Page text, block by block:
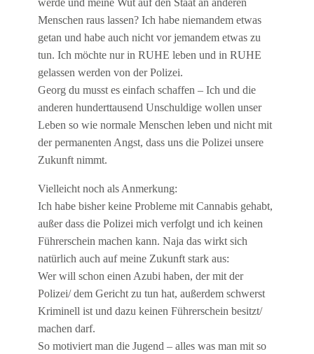
werde und meine Wut auf den Staat an anderen
Menschen raus lassen? Ich habe niemandem etwas
getan und habe auch nicht vor jemandem etwas zu
tun. Ich möchte nur in RUHE leben und in RUHE
gelassen werden von der Polizei.
Georg du musst es einfach schaffen – Ich und die
anderen hunderttausend Unschuldige wollen unser
Leben so wie normale Menschen leben und nicht mit
der permanenten Angst, dass uns die Polizei unsere
Zukunft nimmt.
Vielleicht noch als Anmerkung:
Ich habe bisher keine Probleme mit Cannabis gehabt,
außer dass die Polizei mich verfolgt und ich keinen
Führerschein machen kann. Naja das wirkt sich
natürlich auch auf meine Zukunft stark aus:
Wer will schon einen Azubi haben, der mit der
Polizei/ dem Gericht zu tun hat, außerdem schwerst
Kriminell ist und dazu keinen Führerschein besitzt/
machen darf.
So motiviert man die Jugend – alles was man mit so